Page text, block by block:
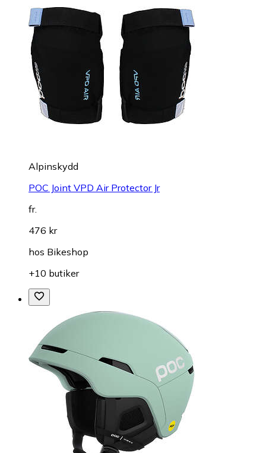
Alpinskydd
POC Joint VPD Air Protector Jr
fr.
476 kr
hos Bikeshop
+10 butiker